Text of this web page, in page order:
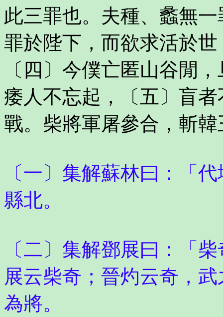
此三罪也。夫種、蠡無
罪於陛下，而欲求活於
〔四〕今僕亡匿山谷閒
痿人不忘起，〔五〕盲
戰。柴將軍屠參合，斬韓
〔一〕集解蘇林曰：「
縣北。
〔二〕集解鄧展曰：「
展云柴奇；晉灼云奇，
為將。